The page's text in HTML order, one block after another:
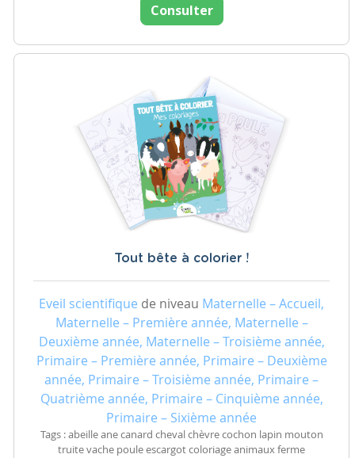
Consulter
Tout bête à colorier !
Eveil scientifique de niveau Maternelle – Accueil,
Maternelle – Première année, Maternelle –
Deuxième année, Maternelle – Troisième année,
Primaire – Première année, Primaire – Deuxième
année, Primaire – Troisième année, Primaire –
Quatrième année, Primaire – Cinquième année,
Primaire – Sixième année
Tags : abeille ane canard cheval chèvre cochon lapin mouton
truite vache poule escargot coloriage animaux ferme